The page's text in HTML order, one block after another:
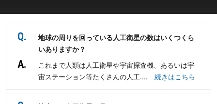
Q.
地球の周りを回っている人工衛星の数はいくつくら
いありますか？
A.
これまで人類は人工衛星や宇宙探査機、あるいは宇
宙ステーション等たくさんの人工.... 続きはこちら